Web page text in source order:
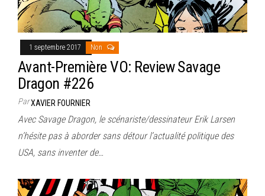
1 septembre 2017 Non
Avant-Première VO: Review Savage
Dragon #226
ParXAVIER FOURNIER
Avec Savage Dragon, le scénariste/dessinateur Erik Larsen
n’hésite pas à aborder sans détour l’actualité politique des
USA, sans inventer de…